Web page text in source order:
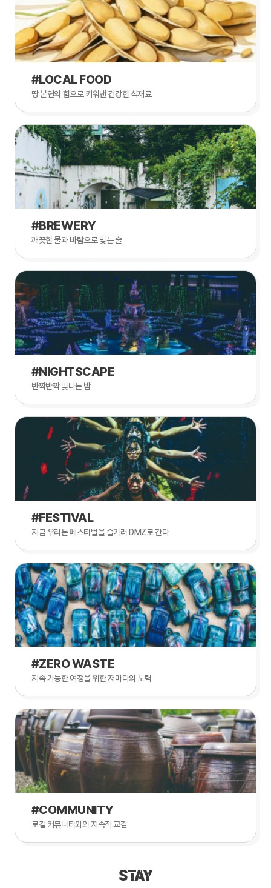
#LOCAL FOOD
땅 본연의 힘으로 키워낸 건강한 식재료
#BREWERY
깨끗한 물과 바람으로 빚는 술
#NIGHTSCAPE
반짝반짝 빛나는 밤
#FESTIVAL
지금 우리는 페스티벌을 즐기러 DMZ로 간다
#ZERO WASTE
지속 가능한 여정을 위한 저마다의 노력
#COMMUNITY
로컬 커뮤니티와의 지속적 교감
STAY